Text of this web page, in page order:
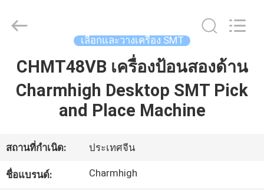
บ้าน
วิดีโอ
2026
CHARMHIGH
Rights
Reserved.
เลือกและวางเครื่อง SMT
CHMT48VB เครื่องป้อนสองด้าน
Charmhigh Desktop SMT Pick
and Place Machine
สถานที่กำเนิด: ประเทศจีน
ชื่อแบรนด์: Charmhigh